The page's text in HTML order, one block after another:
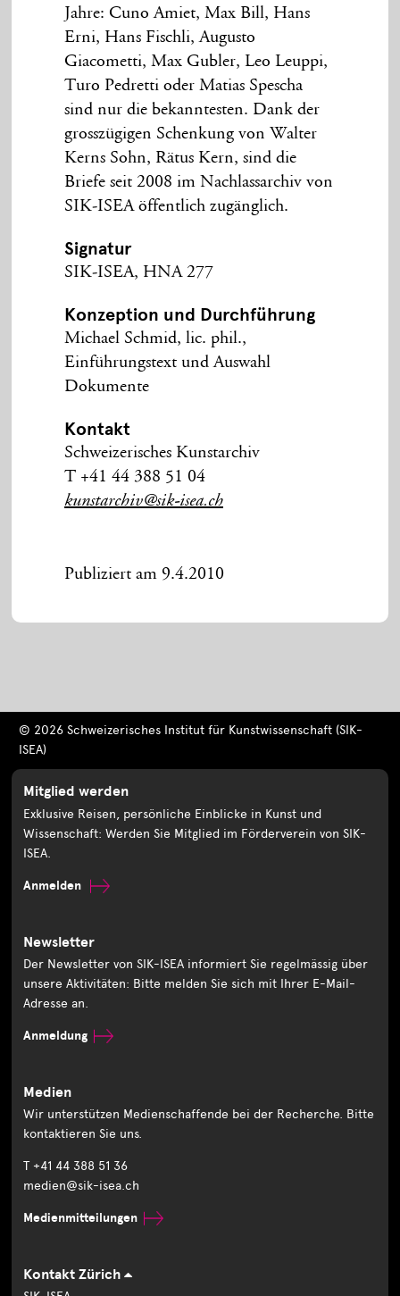
Jahre: Cuno Amiet, Max Bill, Hans
Erni, Hans Fischli, Augusto
Giacometti, Max Gubler, Leo Leuppi,
Turo Pedretti oder Matias Spescha
sind nur die bekanntesten. Dank der
grosszügigen Schenkung von Walter
Kerns Sohn, Rätus Kern, sind die
Briefe seit 2008 im Nachlassarchiv von
SIK-ISEA öffentlich zugänglich.
Signatur
SIK-ISEA, HNA 277
Konzeption und Durchführung
Michael Schmid, lic. phil.,
Einführungstext und Auswahl
Dokumente
Kontakt
Schweizerisches Kunstarchiv
T +41 44 388 51 04
kunstarchiv@sik-isea.ch
Publiziert am 9.4.2010
© 2026 Schweizerisches Institut für Kunstwissenschaft (SIK-
ISEA)
Mitglied werden
Exklusive Reisen, persönliche Einblicke in Kunst und
Wissenschaft: Werden Sie Mitglied im Förderverein von SIK-
ISEA.
Anmelden
Newsletter
Der Newsletter von SIK-ISEA informiert Sie regelmässig über
unsere Aktivitäten: Bitte melden Sie sich mit Ihrer E-Mail-
Adresse an.
Anmeldung
Medien
Wir unterstützen Medienschaffende bei der Recherche. Bitte
kontaktieren Sie uns.
T +41 44 388 51 36
medien@sik-isea.ch
Medienmitteilungen
Kontakt Zürich